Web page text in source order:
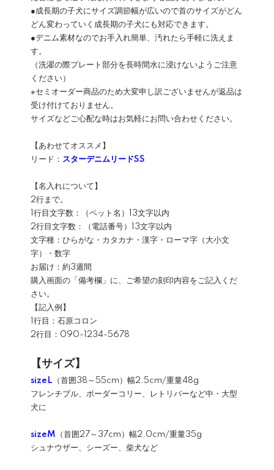
●成長期の子犬にサイズ調節幅が広いので首のサイズがどん
どん変わっていく成長期の子犬にも対応できます。
●デニム素材なのでお手入れ簡単、汚れたら手軽に洗えま
す。
（洗濯の際プレート部分を長時間水に浸けないようご注意
ください）
※セミオーダー商品のため大変申し訳ございませんが返品は
受け付けておりません。
サイズなどご心配な時はお気軽にお問い合わせください。
【あわせてオススメ】
リード： スターデニムリードSS
【名入れについて】
2行まで。
1行目文字数：（ペット名）13文字以内
2行目文字数：（電話番号）13文字以内
文字種：ひらがな・カタカナ・漢字・ローマ字（大小文
字）・数字
お届け：約3週間
購入画面の「備考欄」に、ご希望の刻印内容をご記入くだ
さい。
【記入例】
1行目：石原コロン
2行目：090-1234-5678
【サイズ】
sizeL （首囲38～55cm）幅2.5cm/重量48g
フレンチブル、ボーダーコリー、レトリバーなど中・大型
犬に
sizeM （首囲27～37cm）幅2.0cm/重量35g
シュナウザー、シーズー、柴犬など